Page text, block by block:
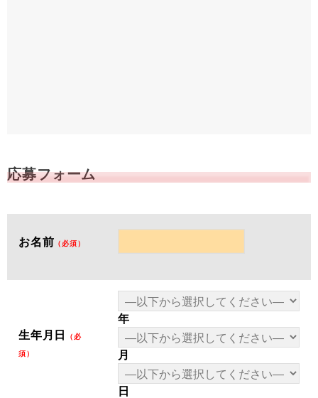
応募フォーム
お名前 （必須）
生年月日 （必
須）
年
月
日